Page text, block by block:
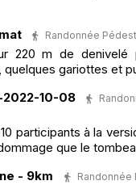
Randonnée
220 m de
gariottes et
2022-10-08
participants à la
que le
- 9km
Randonnée